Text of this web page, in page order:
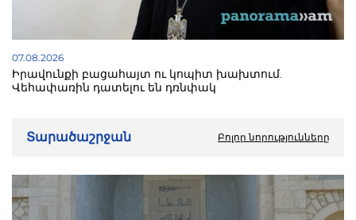
07.08.2026
Իրավունքի բացահայտ ու կոպիտ խախտում.
Վեհափառին դատելու են դռնփակ
Տարածաշրջան Բոլոր նորությունները